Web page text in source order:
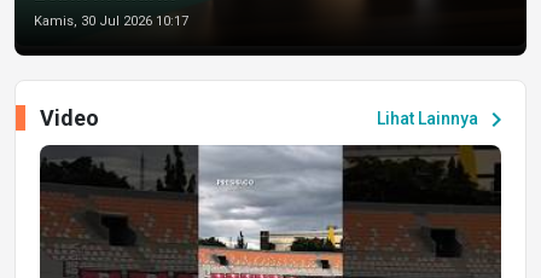
Kamis, 30 Jul 2026 10:17
Lihat Lainnya chevron_right
Video